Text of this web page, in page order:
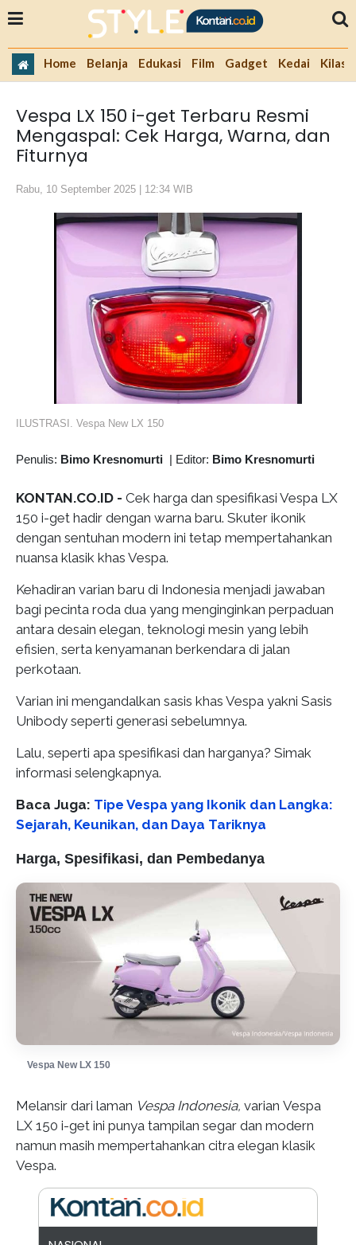
Home Belanja Edukasi Film Gadget Kedai Kilas
Vespa LX 150 i-get Terbaru Resmi
Mengaspal: Cek Harga, Warna, dan
Fiturnya
Rabu, 10 September 2025 | 12:34 WIB
ILUSTRASI. Vespa New LX 150
Penulis: Bimo Kresnomurti | Editor: Bimo Kresnomurti
KONTAN.CO.ID - Cek harga dan spesifikasi Vespa LX
150 i-get hadir dengan warna baru. Skuter ikonik
dengan sentuhan modern ini tetap mempertahankan
nuansa klasik khas Vespa.
Kehadiran varian baru di Indonesia menjadi jawaban
bagi pecinta roda dua yang menginginkan perpaduan
antara desain elegan, teknologi mesin yang lebih
efisien, serta kenyamanan berkendara di jalan
perkotaan.
Varian ini mengandalkan sasis khas Vespa yakni Sasis
Unibody seperti generasi sebelumnya.
Lalu, seperti apa spesifikasi dan harganya? Simak
informasi selengkapnya.
Baca Juga: Tipe Vespa yang Ikonik dan Langka:
Sejarah, Keunikan, dan Daya Tariknya
Harga, Spesifikasi, dan Pembedanya
Vespa New LX 150
Melansir dari laman Vespa Indonesia, varian Vespa
LX 150 i-get ini punya tampilan segar dan modern
namun masih mempertahankan citra elegan klasik
Vespa.